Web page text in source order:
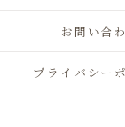
お問い合
プライバシー